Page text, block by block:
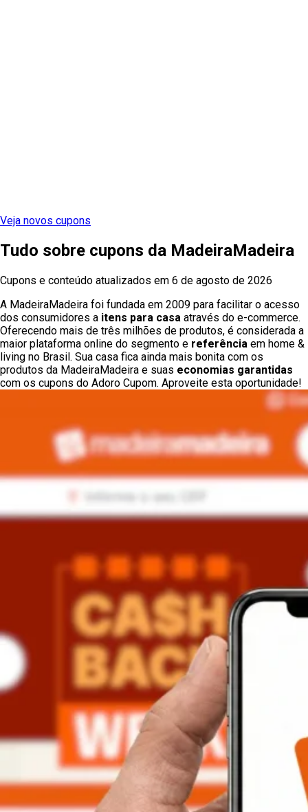
Veja novos cupons
Tudo sobre cupons da MadeiraMadeira
Cupons e conteúdo atualizados em 6 de agosto de 2026
A MadeiraMadeira foi fundada em 2009 para facilitar o acesso
dos consumidores a itens para casa através do e-commerce.
Oferecendo mais de três milhões de produtos, é considerada a
maior plataforma online do segmento e referência em home &
living no Brasil. Sua casa fica ainda mais bonita com os
produtos da MadeiraMadeira e suas economias garantidas
com os cupons do Adoro Cupom. Aproveite esta oportunidade!